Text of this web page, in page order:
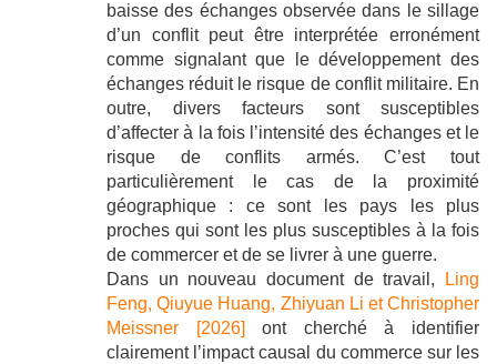
baisse des échanges observée dans le sillage
d’un conflit peut être interprétée erronément
comme signalant que le développement des
échanges réduit le risque de conflit militaire. En
outre, divers facteurs sont susceptibles
d’affecter à la fois l’intensité des échanges et le
risque de conflits armés. C’est tout
particulièrement le cas de la proximité
géographique : ce sont les pays les plus
proches qui sont les plus susceptibles à la fois
de commercer et de se livrer à une guerre.
Dans un nouveau document de travail,
Ling
Feng, Qiuyue Huang, Zhiyuan Li et Christopher
Meissner [2026] ont cherché à identifier
clairement l’impact causal du commerce sur les